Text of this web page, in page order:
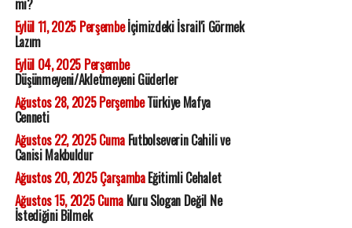
mı?
Eylül 11, 2025 Perşembeİçimizdeki İsrail'i Görmek
Lazım
Eylül 04, 2025 Perşembe
Düşünmeyeni/Akletmeyeni Güderler
Ağustos 28, 2025 PerşembeTürkiye Mafya
Cenneti
Ağustos 22, 2025 CumaFutbolseverin Cahili ve
Canisi Makbuldur
Ağustos 20, 2025 ÇarşambaEğitimli Cehalet
Ağustos 15, 2025 CumaKuru Slogan Değil Ne
İstediğini Bilmek